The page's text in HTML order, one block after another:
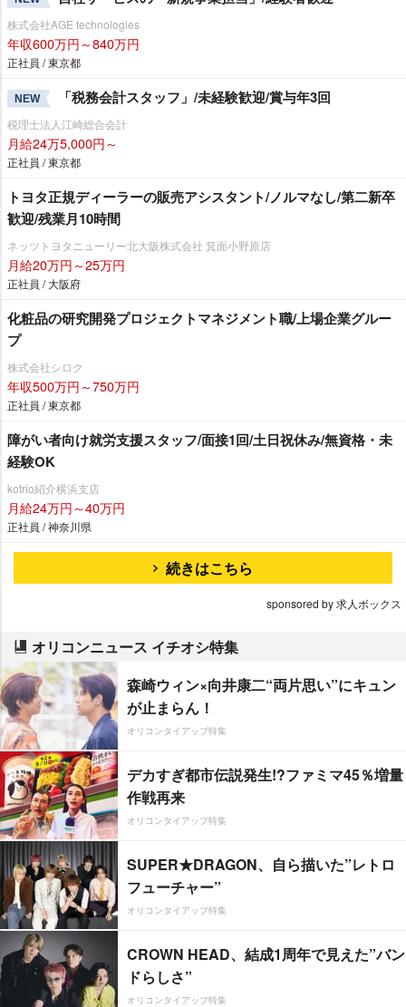
株式会社AGE technologies
年収600万円～840万円
正社員 / 東京都
NEW 「税務会計スタッフ」/未経験歓迎/賞与年3回
税理士法人江崎総合会計
月給24万5,000円～
正社員 / 東京都
トヨタ正規ディーラーの販売アシスタント/ノルマなし/第二新卒
歓迎/残業月10時間
ネッツトヨタニューリー北大阪株式会社 箕面小野原店
月給20万円～25万円
正社員 / 大阪府
化粧品の研究開発プロジェクトマネジメント職/上場企業グルー
プ
株式会社シロク
年収500万円～750万円
正社員 / 東京都
障がい者向け就労支援スタッフ/面接1回/土日祝休み/無資格・未
経験OK
kotrio紹介横浜支店
月給24万円～40万円
正社員 / 神奈川県
続きはこちら
sponsored by 求人ボックス
オリコンニュース イチオシ特集
森崎ウィン×向井康二“両片思い”にキュン
が止まらん！
オリコンタイアップ特集
デカすぎ都市伝説発生!?ファミマ45％増量
作戦再来
オリコンタイアップ特集
SUPER★DRAGON、自ら描いた”レトロ
フューチャー”
オリコンタイアップ特集
CROWN HEAD、結成1周年で見えた”バン
ドらしさ”
オリコンタイアップ特集